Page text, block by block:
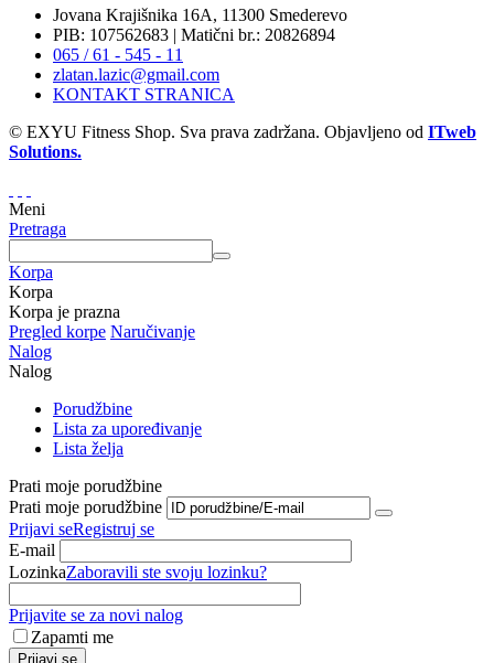
Jovana Krajišnika 16A, 11300 Smederevo
PIB: 107562683 | Matični br.: 20826894
065 / 61 - 545 - 11
zlatan.lazic@gmail.com
KONTAKT STRANICA
© EXYU Fitness Shop. Sva prava zadržana. Objavljeno od ITweb
Solutions.
Meni
Pretraga
Korpa
Korpa
Korpa je prazna
Pregled korpe Naručivanje
Nalog
Nalog
Porudžbine
Lista za upoređivanje
Lista želja
Prati moje porudžbine
Prati moje porudžbine
Prijavi seRegistruj se
E-mail
LozinkaZaboravili ste svoju lozinku?
Prijavite se za novi nalog
Zapamti me
Prijavi se